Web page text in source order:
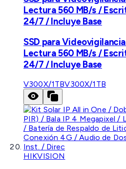
Lectura 560 MB/s /
24/7 / Incluye Base
SSD para
Lectura 560 MB/s /
24/7 / Incluye Base
V300X/1TBV300X/1TB
HIKVISION